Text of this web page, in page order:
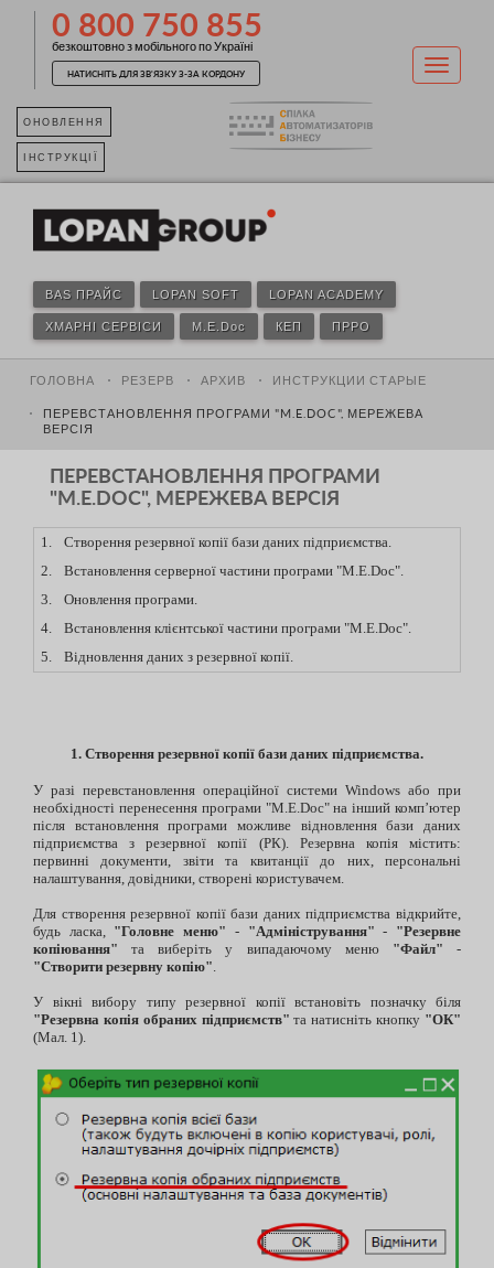
0 800 750 855
безкоштовно з мобільного по Україні
НАТИСНІТЬ ДЛЯ ЗВ'ЯЗКУ З-ЗА КОРДОНУ
ОНОВЛЕННЯ
ІНСТРУКЦІЇ
BAS ПРАЙС LOPAN SOFT LOPAN ACADEMY
ХМАРНІ СЕРВІСИ M.E.Doc КЕП ПРРО
ГОЛОВНА РЕЗЕРВ АРХИВ ИНСТРУКЦИИ СТАРЫЕ
ПЕРЕВСТАНОВЛЕННЯ ПРОГРАМИ "M.E.DOC", МЕРЕЖЕВА
ВЕРСІЯ
ПЕРЕВСТАНОВЛЕННЯ ПРОГРАМИ
"M.E.DOC", МЕРЕЖЕВА ВЕРСІЯ
1.
Створення резервної копії бази даних підприємства.
2.
Встановлення серверної частини програми "M.E.Doc".
3.
Оновлення програми.
4.
Встановлення клієнтської частини програми "M.E.Doc".
5.
Відновлення даних з резервної копії.
1. Створення резервної копії бази даних підприємства.
У разі перевстановлення операційної системи Windows або при
необхідності перенесення програми "M.E.Doc" на інший комп’ютер
після встановлення програми можливе відновлення бази даних
підприємства з резервної копії (РК). Резервна копія містить:
первинні документи, звіти та квитанції до них, персональні
налаштування, довідники, створені користувачем.
Для створення резервної копії бази даних підприємства відкрийте,
будь ласка, "Головне меню" - "Адміністрування" - "Резервне
копіювання"та виберіть у випадаючому меню "Файл"-
"Створити резервну копію"
У вікні вибору типу резервної копії встановіть позначку біля
"Резервна копія обраних підприємств"та натисніть кнопку "ОК"
(Мал. 1).